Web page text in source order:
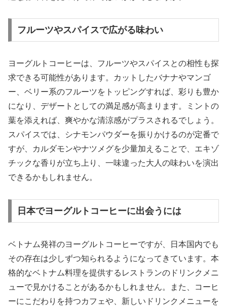
フルーツやスパイスで広がる味わい
ヨーグルトコーヒーは、フルーツやスパイスとの相性も探
求できる可能性があります。カットしたバナナやマンゴ
ー、ベリー系のフルーツをトッピングすれば、彩りも豊か
になり、デザートとしての満足感が高まります。ミントの
葉を添えれば、爽やかな清涼感がプラスされるでしょう。
スパイスでは、シナモンパウダーを振りかけるのが定番で
すが、カルダモンやナツメグを少量加えることで、エキゾ
チックな香りが立ち上り、一味違った大人の味わいを演出
できるかもしれません。
日本でヨーグルトコーヒーに出会うには
ベトナム発祥のヨーグルトコーヒーですが、日本国内でも
その存在は少しずつ知られるようになってきています。本
格的なベトナム料理を提供するレストランのドリンクメニ
ューで見かけることがあるかもしれません。また、コーヒ
ーにこだわりを持つカフェや、新しいドリンクメニューを